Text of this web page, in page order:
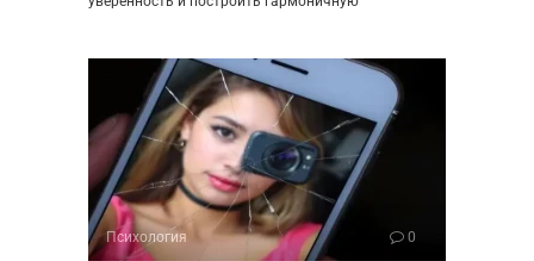
Психология 0